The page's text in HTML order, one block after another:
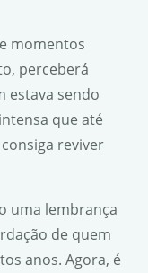
momentos
perceberá
estava sendo
que até
reviver
uma lembrança
de quem
anos. Agora, é